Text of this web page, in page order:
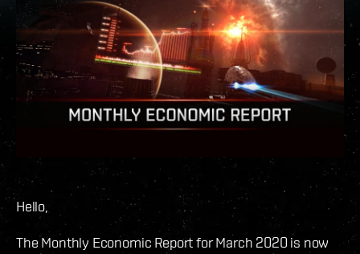
Hello,
The Monthly Economic Report for March 2020 is now